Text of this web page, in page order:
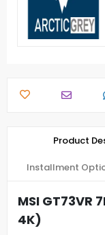
Product
Installment
MSI GT73VR
4K)